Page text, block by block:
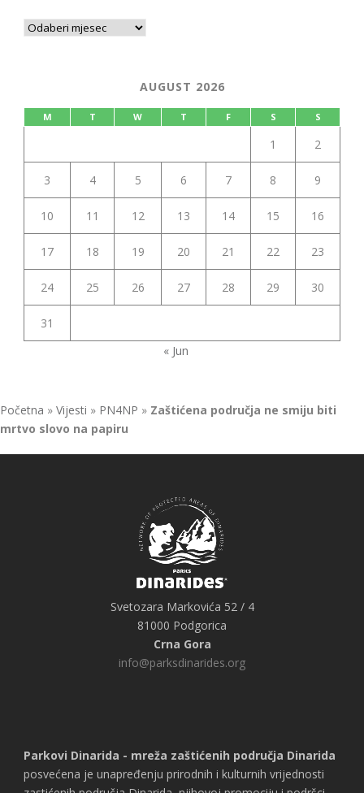
AUGUST 2026
M T W T F S S
1 2
3 4 5 6 7 8 9
10 11 12 13 14 15 16
17 18 19 20 21 22 23
24 25 26 27 28 29 30
31
« Jun
Početna » Vijesti » PN4NP » Zaštićena područja ne smiju biti
mrtvo slovo na papiru
Svetozara Markovića 52 / 4
81000 Podgorica
Crna Gora
info@parksdinarides.org
Parkovi Dinarida - mreža zaštićenih područja Dinarida
posvećena je unapređenju prirodnih i kulturnih vrijednosti